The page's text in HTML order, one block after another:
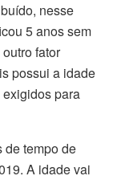
nesse
5 anos sem
fator
possui a idade
para
de tempo de
A idade vai